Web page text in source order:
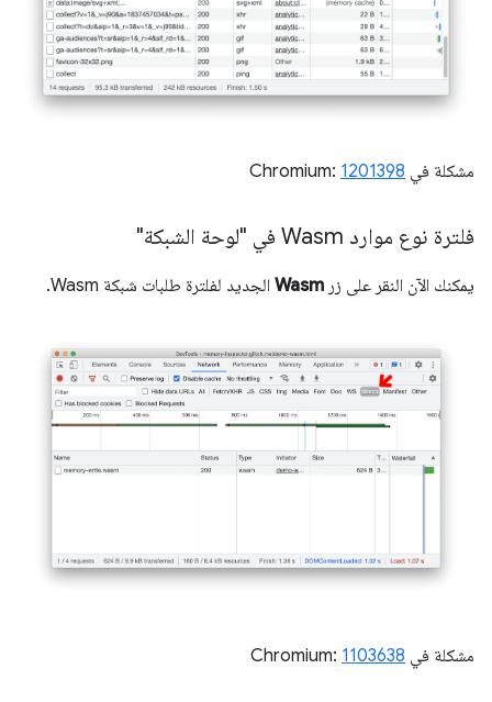
مشكلة في Chromium: 1201398
فلترة نوع موارد Wasm في "لوحة الشبكة"
يمكنك الآن النقر على زر Wasm الجديد لفلترة طلبات شبكة Wasm.
مشكلة في Chromium: 1103638